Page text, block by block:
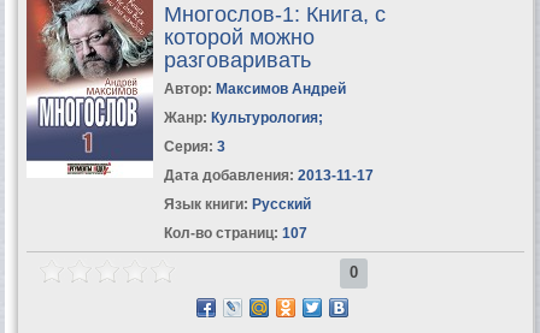
Многослов-1: Книга, с
которой можно
разговаривать
Автор: Максимов Андрей
Жанр: Культурология;
Серия: 3
Дата добавления: 2013-11-17
Язык книги: Русский
Кол-во страниц: 107
0